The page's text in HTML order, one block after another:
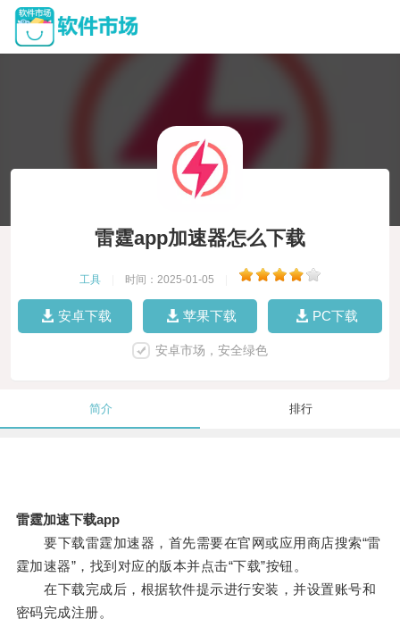
雷霆app加速器怎么下载
工具 时间：2025-01-05
安卓下载 苹果下载 PC下载
安卓市场，安全绿色
简介 排行
雷霆加速下载app
要下载雷霆加速器，首先需要在官网或应用商店搜索“雷
霆加速器”，找到对应的版本并点击“下载”按钮。
在下载完成后，根据软件提示进行安装，并设置账号和
密码完成注册。